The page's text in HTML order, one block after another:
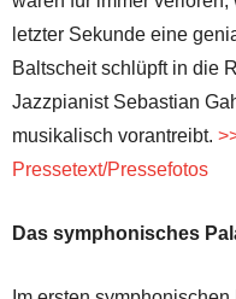
letzter Sekunde eine
Baltscheit schlüpft in die
Jazzpianist Sebastian
musikalisch vorantreibt.
Pressetext/Pressefotos
Das symphonisches